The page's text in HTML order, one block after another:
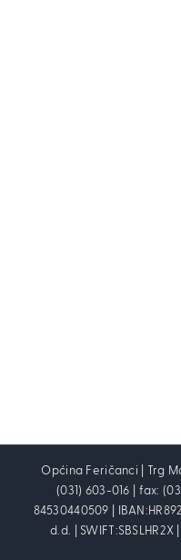
Općina Feričanci | Trg
(031) 603-016 | fax:
84530440509 |
d.d. | SWIFT:SBSLHR2X |